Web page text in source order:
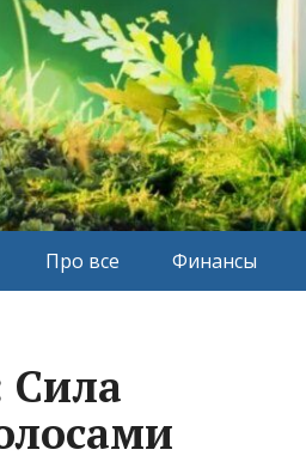
Про все Финансы
Сила